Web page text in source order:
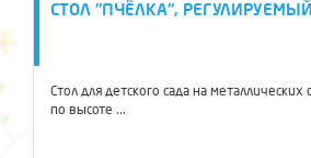
СТОЛ "ПЧЁЛКА", РЕГУЛИРУЕМЫЙ,
Стол для детского сада на металлических
по высоте ...